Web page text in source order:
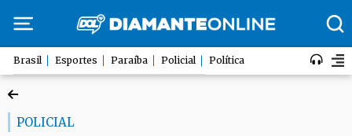
Brasil Esportes Paraíba Policial Política
POLICIAL